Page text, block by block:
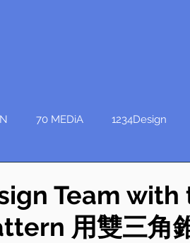
70 MEDiA 1234Design
Team with
用雙三角